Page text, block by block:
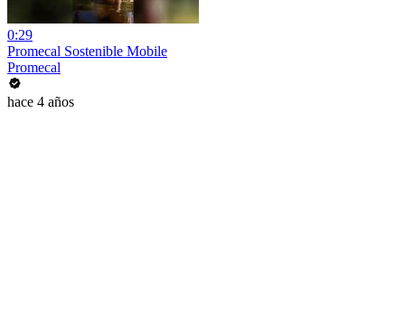
0:29
Promecal Sostenible Mobile
Promecal
hace 4 años